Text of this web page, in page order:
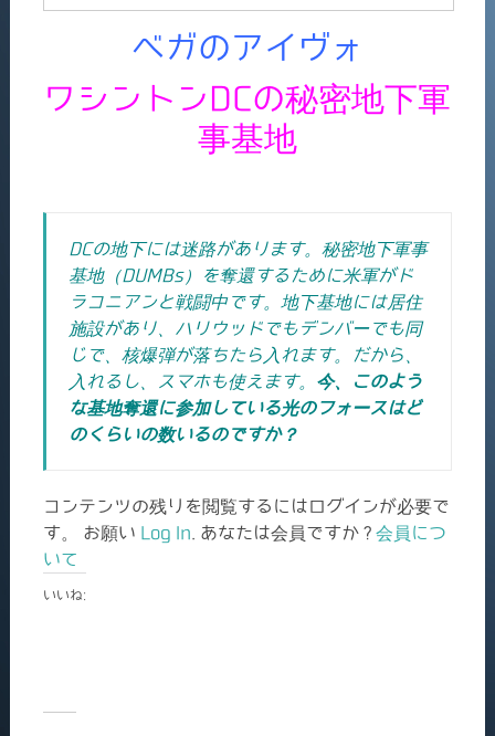
ベガのアイヴォ
ワシントンDCの秘密地下軍
事基地
DCの地下には迷路があります。秘密地下軍事
基地（DUMBs）を奪還するために米軍がド
ラコニアンと戦闘中です。地下基地には居住
施設があり、ハリウッドでもデンバーでも同
じで、核爆弾が落ちたら入れます。だから、
入れるし、スマホも使えます。 今、このよう
な基地奪還に参加している光のフォースはど
のくらいの数いるのですか？
コンテンツの残りを閲覧するにはログインが必要で
す。 お願い Log In . あなたは会員ですか ? 会員につ
いて
いいね: